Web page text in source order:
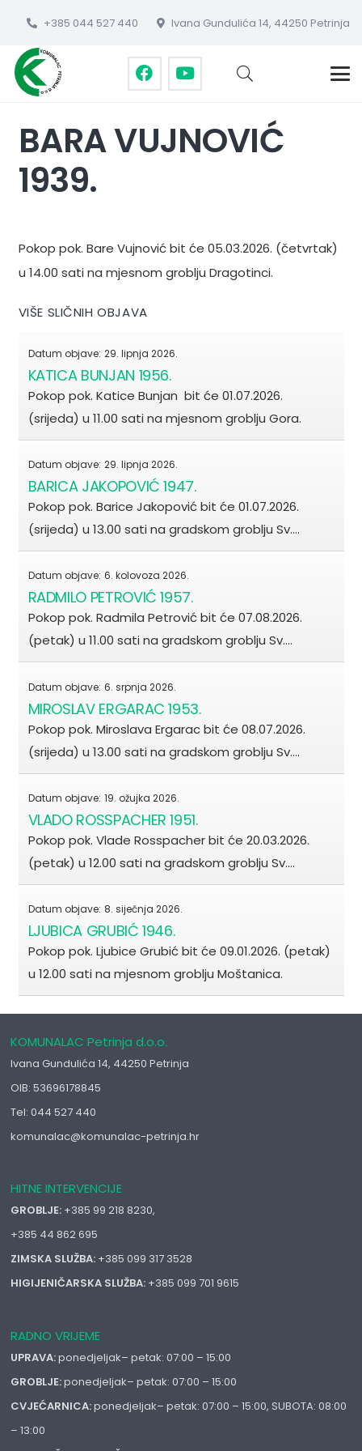
+385 044 527 440 Ivana Gundulića 14, 44250 Petrinja
BARA VUJNOVIĆ
1939.
Pokop pok. Bare Vujnović bit će 05.03.2026. (četvrtak)
u 14.00 sati na mjesnom groblju Dragotinci.
VIŠE SLIČNIH OBJAVA
Datum objave: 29. lipnja 2026.
KATICA BUNJAN 1956.
Pokop pok. Katice Bunjan bit će 01.07.2026.
(srijeda) u 11.00 sati na mjesnom groblju Gora.
Datum objave: 29. lipnja 2026.
BARICA JAKOPOVIĆ 1947.
Pokop pok. Barice Jakopović bit će 01.07.2026.
(srijeda) u 13.00 sati na gradskom groblju Sv.…
Datum objave: 6. kolovoza 2026.
RADMILO PETROVIĆ 1957.
Pokop pok. Radmila Petrović bit će 07.08.2026.
(petak) u 11.00 sati na gradskom groblju Sv.…
Datum objave: 6. srpnja 2026.
MIROSLAV ERGARAC 1953.
Pokop pok. Miroslava Ergarac bit će 08.07.2026.
(srijeda) u 13.00 sati na gradskom groblju Sv.…
Datum objave: 19. ožujka 2026.
VLADO ROSSPACHER 1951.
Pokop pok. Vlade Rosspacher bit će 20.03.2026.
(petak) u 12.00 sati na gradskom groblju Sv.…
Datum objave: 8. siječnja 2026.
LJUBICA GRUBIĆ 1946.
Pokop pok. Ljubice Grubić bit će 09.01.2026. (petak)
u 12.00 sati na mjesnom groblju Moštanica.
KOMUNALAC Petrinja d.o.o.
Ivana Gundulića 14, 44250 Petrinja
OIB: 53696178845
Tel: 044 527 440
komunalac@komunalac-petrinja.hr
HITNE INTERVENCIJE
GROBLJE: +385 99 218 8230,
+385 44 862 695
ZIMSKA SLUŽBA: +385 099 317 3528
HIGIJENIČARSKA SLUŽBA: +385 099 701 9615
RADNO VRIJEME
UPRAVA:ponedjeljak– petak: 07:00 – 15:00
GROBLJE:ponedjeljak– petak: 07:00 – 15:00
CVJEĆARNICA:ponedjeljak– petak: 07:00 – 15:00, SUBOTA: 08:00
– 13:00